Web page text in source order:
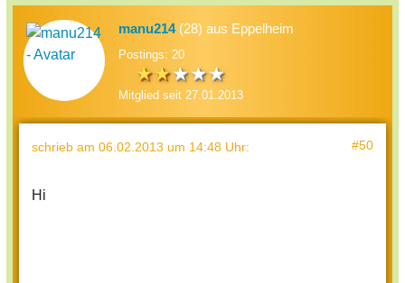
manu214(28) aus Eppelheim
Postings: 20
Mitglied seit 27.01.2013
schrieb am 06.02.2013 um 14:48 Uhr: #50
Hi